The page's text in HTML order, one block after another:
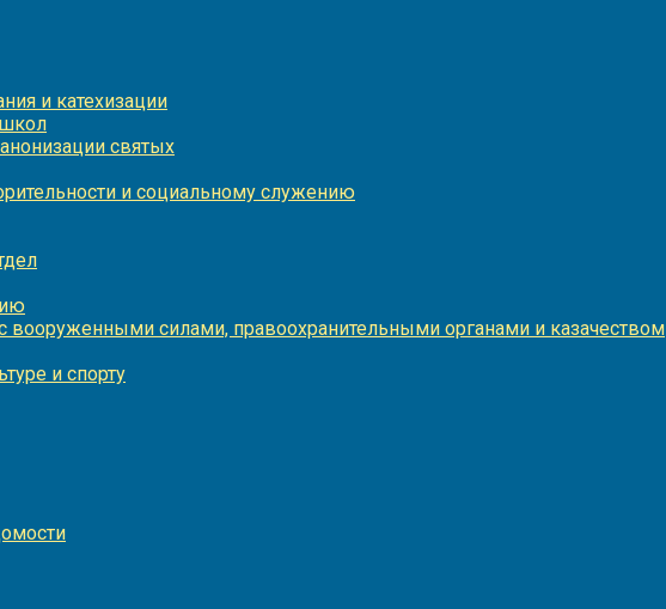
и катехизации
святых
и социальному служению
силами, правоохранительными органами и казачеством
и спорту